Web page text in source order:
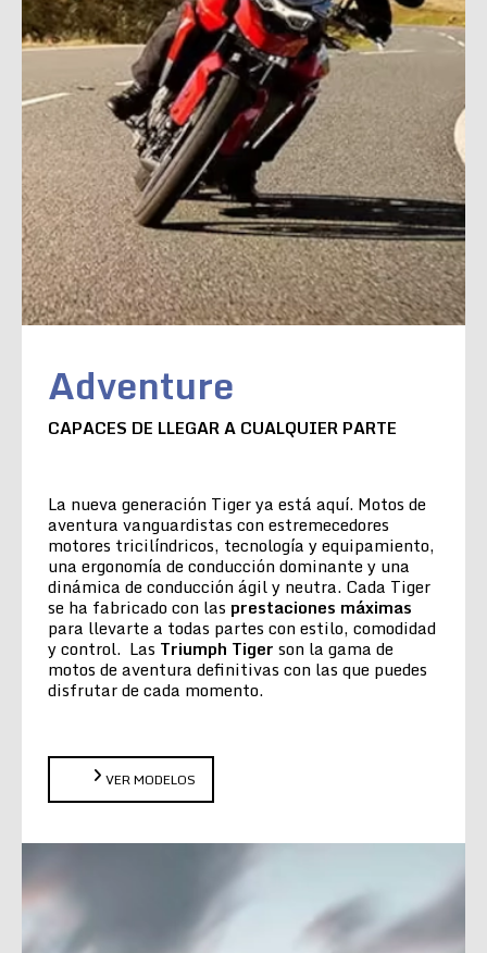
Adventure
CAPACES DE LLEGAR A CUALQUIER PARTE
La nueva generación Tiger ya está aquí. Motos de
aventura vanguardistas con estremecedores
motores tricilíndricos, tecnología y equipamiento,
una ergonomía de conducción dominante y una
dinámica de conducción ágil y neutra. Cada Tiger
se ha fabricado con las prestaciones máximas
para llevarte a todas partes con estilo, comodidad
y control. Las Triumph Tiger son la gama de
motos de aventura definitivas con las que puedes
disfrutar de cada momento.
VER MODELOS